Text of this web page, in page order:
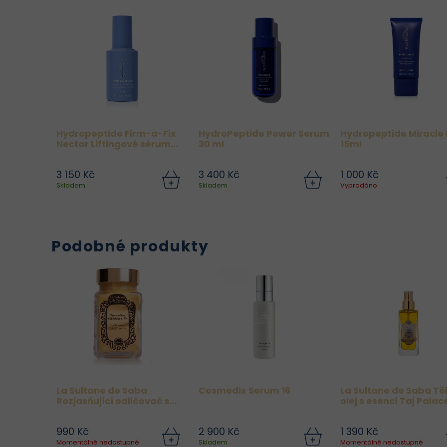
Hydropeptide Firm-a-Fix
Nectar Liftingové sérum
Luxusní gelové sérum určené
pro citlivou, jemnou pokožku
liftingu,...
3 150 Kč
Skladem
HydroPeptide Power Serum
30 ml
Získejte viditelně mladistvější
a pevnější pleť s HydroPeptide
3 400 Kč
Skladem
Hydropeptide Miracle
15ml
Objevte okamžitý
vaši pleť s
1 000 Kč
Vyprodáno
Podobné produkty
La Sultane de Saba
Rozjasňující odličovač s
990 Kč
Momentálně nedostupné
Cosmedix Serum 16
Skutečné výsledky klinické
2 900 Kč
Skladem
La Sultane de Saba
olej s esencí Taj
1 390 Kč
Momentálně nedostupné